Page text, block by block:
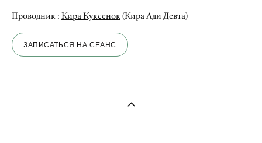
Проводник : Кира Куксенок (Кира Ади Девта)
ЗАПИСАТЬСЯ НА СЕАНС